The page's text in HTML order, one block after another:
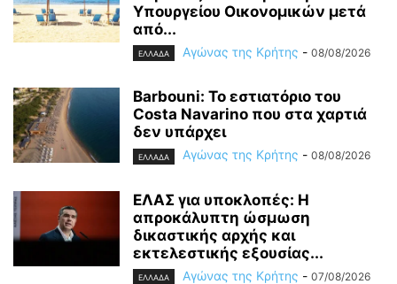
Υπουργείου Οικονομικών μετά
από...
ΕΛΛΑΔΑ Αγώνας της Κρήτης - 08/08/2026
Barbouni: Το εστιατόριο του
Costa Navarino που στα χαρτιά
δεν υπάρχει
ΕΛΛΑΔΑ Αγώνας της Κρήτης - 08/08/2026
ΕΛΑΣ για υποκλοπές: H
απροκάλυπτη ώσμωση
δικαστικής αρχής και
εκτελεστικής εξουσίας...
ΕΛΛΑΔΑ Αγώνας της Κρήτης - 07/08/2026